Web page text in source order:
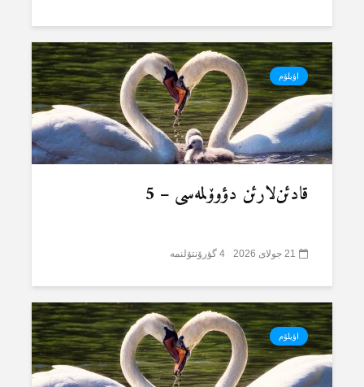
اؤیلۆم
قادئن‌لارئن دؤوۆلمەسی – 5
21 جولای 2026 4 گؤرۆنتۆلنمە
اؤیلۆم